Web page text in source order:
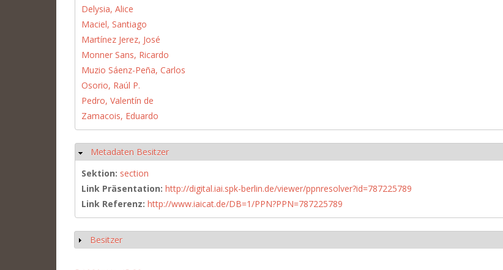
Delysia, Alice
Maciel, Santiago
Martínez Jerez, José
Monner Sans, Ricardo
Muzio Sáenz-Peña, Carlos
Osorio, Raúl P.
Pedro, Valentín de
Zamacois, Eduardo
Hide
Metadaten Besitzer
Sektion: section
Link Präsentation: http://digital.iai.spk-berlin.de/viewer/ppnresolver?id=787225789
Link Referenz: http://www.iaicat.de/DB=1/PPN?PPN=787225789
Show
Besitzer